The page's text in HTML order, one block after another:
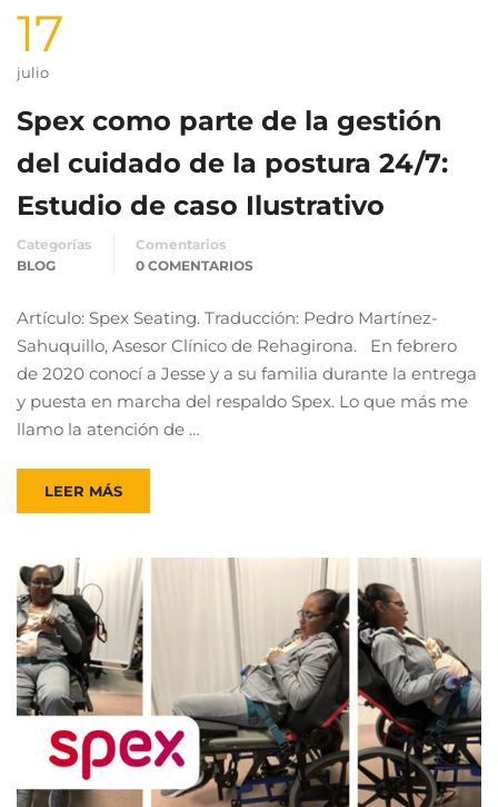
17
julio
Spex como parte de la gestión
del cuidado de la postura 24/7:
Estudio de caso Ilustrativo
Categorías
BLOG
Comentarios
0 COMENTARIOS
Artículo: Spex Seating. Traducción: Pedro Martínez-
Sahuquillo, Asesor Clínico de Rehagirona. En febrero
de 2020 conocí a Jesse y a su familia durante la entrega
y puesta en marcha del respaldo Spex. Lo que más me
llamo la atención de …
LEER MÁS